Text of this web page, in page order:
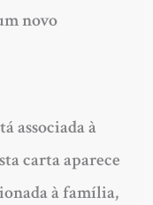
novo
associada à
carta aparece
à família,